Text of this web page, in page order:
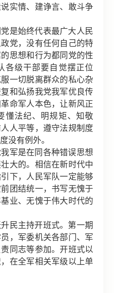
实情、建诤言、敢斗争
始终代表最广大人民
党，没有任何自己的特
思想和行为都同党的性
各级干部要自觉摆正位
一切脱离群众的私心杂
和弘扬我党我军优良传
命军人本色，让新风正
懂法纪、明规矩、知敬
人平等，遵守法规制度
没有例外。
是在同各种错误思想
大的。相信在新时代中
下，人民军队一定能够
团结统一，书写无愧于
业、无愧于伟大时代的
主持开班式。第一期
，军委机关各部门、军
同志等参加。开班式以
在全军相关军级以上单